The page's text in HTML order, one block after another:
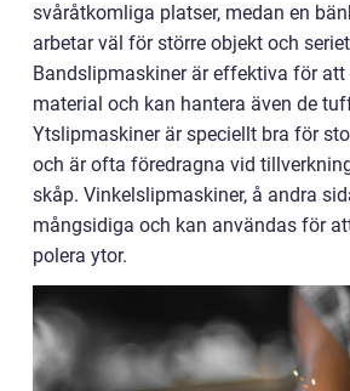
svåråtkomliga platser, medan en
arbetar väl för större objekt och
Bandslipmaskiner är effektiva för
material och kan hantera även de
Ytslipmaskiner är speciellt bra för
och är ofta föredragna vid
skåp. Vinkelslipmaskiner, å andra
mångsidiga och kan användas för
polera ytor.